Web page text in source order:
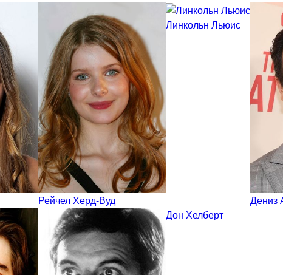
Рейчел Херд-Вуд
Линкольн Льюис
Дениз
Дон Хелберт